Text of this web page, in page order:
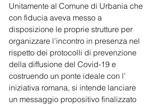
Unitamente al Comune di Urbania che
con fiducia aveva messo a
disposizione le proprie strutture per
organizzare l’incontro in presenza nel
rispetto dei protocolli di prevenzione
della diffusione del Covid-19 e
costruendo un ponte ideale con l’
iniziativa romana, si intende lanciare
un messaggio propositivo finalizzato